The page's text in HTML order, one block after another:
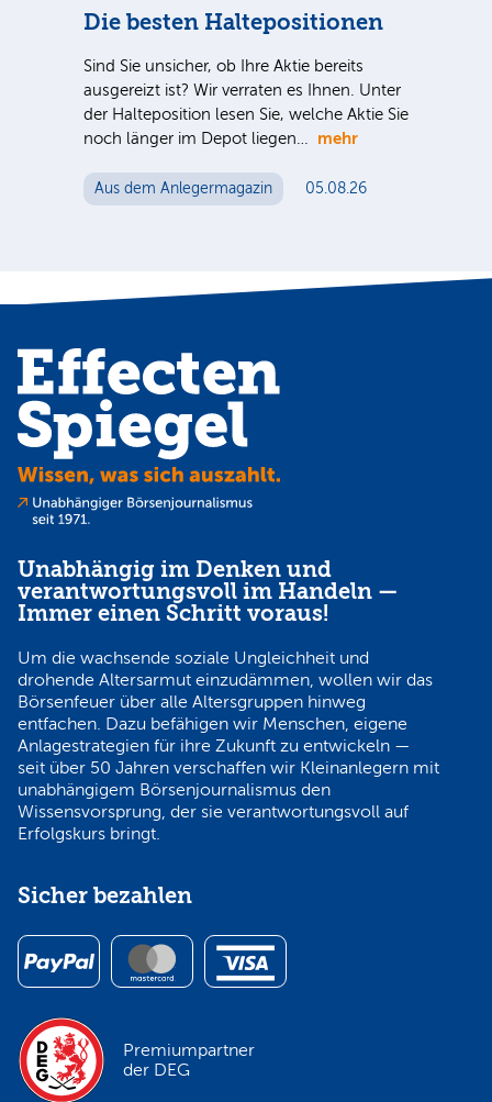
Die besten Haltepositionen
Sind Sie unsicher, ob Ihre Aktie bereits
ausgereizt ist? Wir verraten es Ihnen. Unter
der Halteposition lesen Sie, welche Aktie Sie
noch länger im Depot liegen… mehr
Aus dem Anlegermagazin 05.08.26
Unabhängig im Denken und
verantwortungsvoll im Handeln —
Immer einen Schritt voraus!
Um die wachsende soziale Ungleichheit und
drohende Altersarmut einzudämmen, wollen wir das
Börsenfeuer über alle Altersgruppen hinweg
entfachen. Dazu befähigen wir Menschen, eigene
Anlagestrategien für ihre Zukunft zu entwickeln —
seit über 50 Jahren verschaffen wir Kleinanlegern mit
unabhängigem Börsenjournalismus den
Wissensvorsprung, der sie verantwortungsvoll auf
Erfolgskurs bringt.
Sicher bezahlen
Premiumpartner
der DEG